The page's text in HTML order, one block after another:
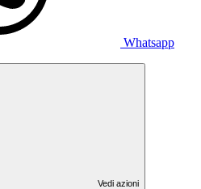
Whatsapp
Vedi azioni